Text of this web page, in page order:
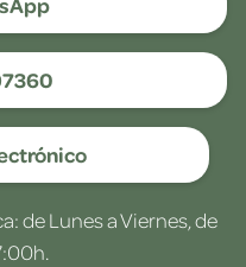
de Lunes a Viernes, de